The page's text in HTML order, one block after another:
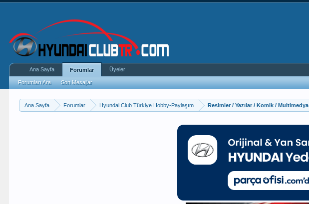
Ana Sayfa Forumlar Hyundai Club Türkiye Hobby-Paylaşım Resimler / Yazılar / Komik / Multimedya
Ana Sayfa Forumlar
Forumları Ara Son Mesajlar
Üyeler